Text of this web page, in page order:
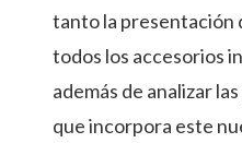
tanto la presentación
todos los accesorios
además de analizar
que incorpora este